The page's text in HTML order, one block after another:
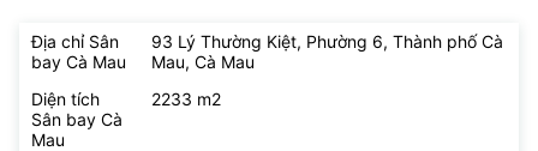
Địa chỉ Sân
bay Cà Mau
93 Lý Thường Kiệt, Phường 6, Thành phố Cà
Mau, Cà Mau
Diện tích
Sân bay Cà
Mau
2233 m2